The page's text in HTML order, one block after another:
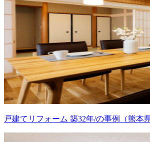
戸建てリフォーム 築32年/の事例（熊本